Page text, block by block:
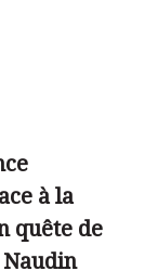
à la
quête de